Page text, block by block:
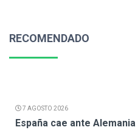
RECOMENDADO
7 AGOSTO 2026
España cae ante